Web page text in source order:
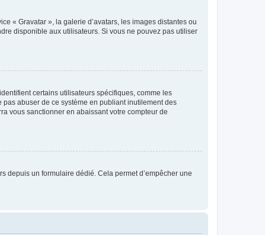
« Gravatar », la galerie d’avatars, les images distantes ou
disponible aux utilisateurs. Si vous ne pouvez pas utiliser
certains utilisateurs spécifiques, comme les
abuser de ce système en publiant inutilement des
vous sanctionner en abaissant votre compteur de
depuis un formulaire dédié. Cela permet d’empêcher une